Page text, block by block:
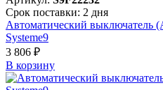
Срок поставки: 2 дня
Автоматический выключатель
Systeme9
3 806 ₽
В корзинy